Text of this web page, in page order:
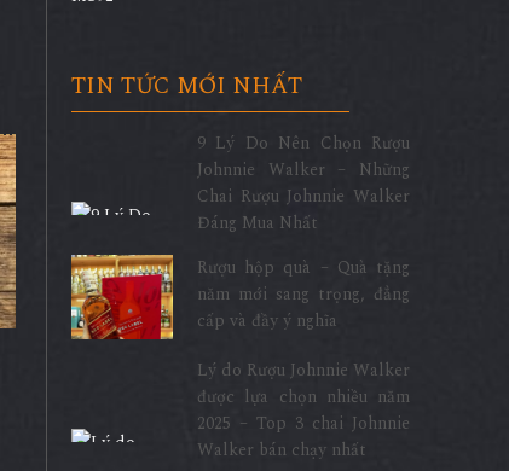
TIN TỨC MỚI NHẤT
9 Lý Do Nên Chọn Rượu
Johnnie Walker – Những
Chai Rượu Johnnie Walker
Đáng Mua Nhất
Rượu hộp quà – Quà tặng
năm mới sang trọng, đẳng
cấp và đầy ý nghĩa
Lý do Rượu Johnnie Walker
được lựa chọn nhiều năm
2025 – Top 3 chai Johnnie
Walker bán chạy nhất